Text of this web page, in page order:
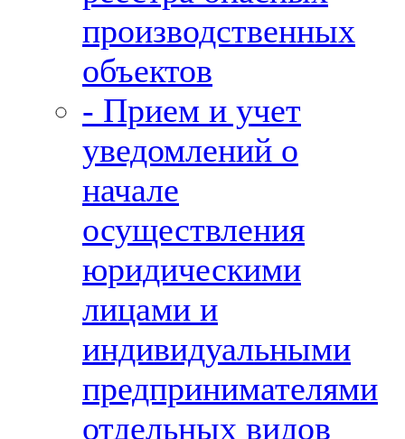
производственных
объектов
- Прием и учет
уведомлений о
начале
осуществления
юридическими
лицами и
индивидуальными
предпринимателями
отдельных видов